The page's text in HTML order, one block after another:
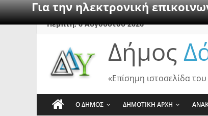
Για την ηλεκτρονική
SkipΠέμπτη, 6 Αυγούστου 2026
Δήμος
«Επίσημη ιστοσελίδα
Ο ΔΗΜΟΣ ΔΗΜΟΤΙΚΗ ΑΡΧΗ